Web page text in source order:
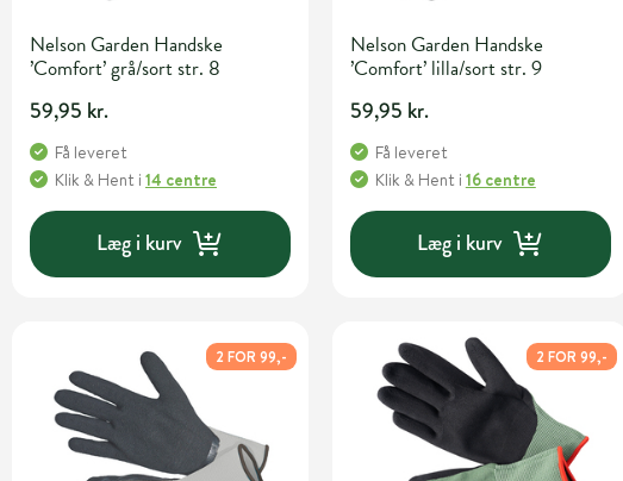
Nelson Garden Handske
’Comfort’ grå/sort str. 8
59,95 kr.
Få leveret
Klik & Hent i 14 centre
Læg i kurv
Nelson Garden Handske
’Comfort’ lilla/sort str. 9
59,95 kr.
Få leveret
Klik & Hent i 16 centre
Læg i kurv
2 FOR 99,- 2 FOR 99,-